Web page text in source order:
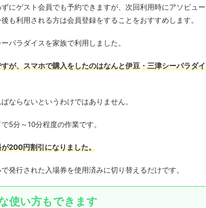
にゲスト会員でも予約できますが、次回利用時にアソビュー
も利用される方は会員登録をすることをおすすめします。
パラダイスを家族で利用しました。
が、スマホで購入をしたのはなんと伊豆・三津シーパラダイ
ならないというわけではありません。
5分～10分程度の作業です。
200円割引になりました。
発行された入場券を使用済みに切り替えるだけです。
使い方もできます